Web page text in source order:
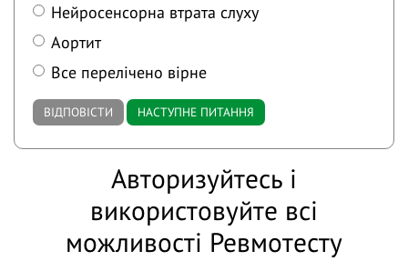
Нейросенсорна втрата слуху
Аортит
Все перелічено вірне
ВІДПОВІСТИ НАСТУПНЕ ПИТАННЯ
Авторизуйтесь і
використовуйте всі
можливості Ревмотесту